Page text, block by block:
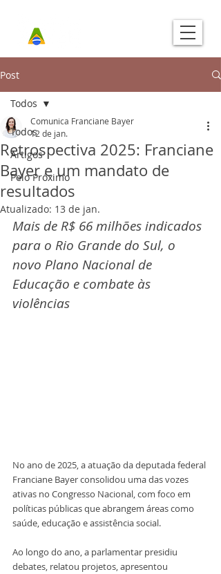
Post
Todos
Artigos
Pelo Próximo
Todos
Retrospectiva 2025: Franciane
Bayer e um mandato de
resultados
Comunica Franciane Bayer
12 de jan.
Atualizado: 13 de jan.
Mais de R$ 66 milhões indicados
para o Rio Grande do Sul, o
novo Plano Nacional de
Educação e combate às
violências
No ano de 2025, a atuação da deputada federal
Franciane Bayer consolidou uma das vozes
ativas no Congresso Nacional, com foco em
políticas públicas que abrangem áreas como
saúde, educação e assistência social.
Ao longo do ano, a parlamentar presidiu
debates, relatou projetos, apresentou